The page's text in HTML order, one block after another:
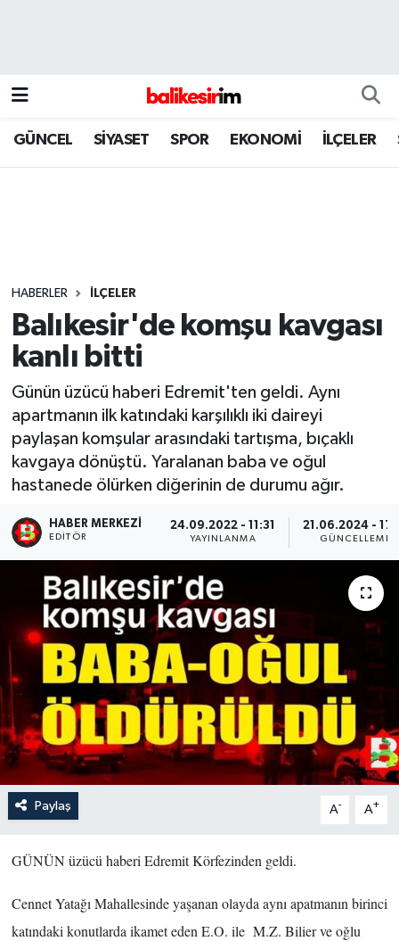
GÜNCEL SİYASET SPOR EKONOMİ İLÇELER
HABERLER İLÇELER
Balıkesir'de komşu kavgası
kanlı bitti
Günün üzücü haberi Edremit'ten geldi. Aynı
apartmanın ilk katındaki karşılıklı iki daireyi
paylaşan komşular arasındaki tartışma, bıçaklı
kavgaya dönüştü. Yaralanan baba ve oğul
hastanede ölürken diğerinin de durumu ağır.
HABER MERKEZI
EDITÖR
24.09.2022 - 11:31
YAYINLANMA
21.06.2024 -
GÜNCELLEME
Paylaş A- A+
GÜNÜN üzücü haberi Edremit Körfezinden geldi.
Cennet Yatağı Mahallesinde yaşanan olayda aynı apatmanın birinci
katındaki konutlarda ikamet eden E.O. ile M.Z. Bilier ve oğlu